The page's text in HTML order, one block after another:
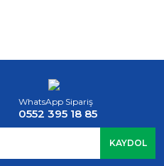
WhatsApp Sipariş
0552 395 18 85
KAYDOL